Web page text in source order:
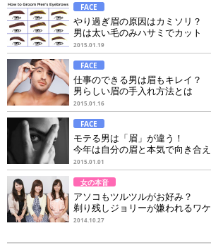
FACE
やり過ぎ眉の原因はカミソリ？
男は太い毛のみハサミでカット
2015.01.19
FACE
仕事のできる男は眉もキレイ？
男らしい眉の手入れ方法とは
2015.01.16
FACE
モテる男は「眉」が違う！
今年は自分の眉と本気で向き合え
2015.01.01
女の本音
アソコもツルツルがお好み？
剃り残しジョリーが嫌われるワケ
2014.10.27